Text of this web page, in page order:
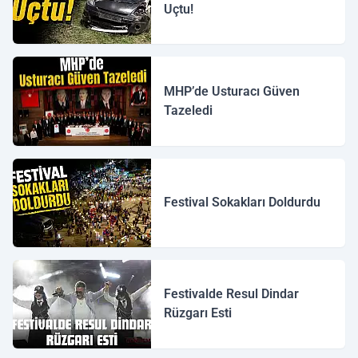
Uçtu!
MHP’de Usturacı Güven
Tazeledi
Festival Sokakları Doldurdu
Festivalde Resul Dindar
Rüzgarı Esti